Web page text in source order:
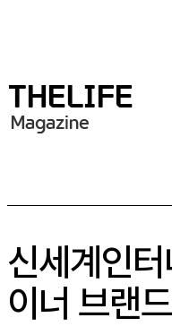
신세계인
이너 브랜